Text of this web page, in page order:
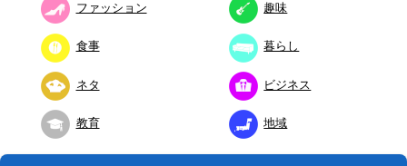
ファッション 趣味
食事 暮らし
ネタ ビジネス
教育 地域